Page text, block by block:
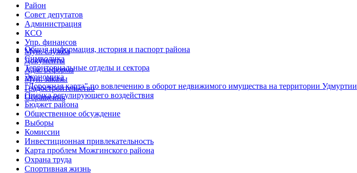
Район
Совет депутатов
Администрация
КСО
Упр. финансов
Мун. служба
Документы
Адм. реформа
Мун. заказы
Градостроительство
Обращения
Общая информация, история и паспорт района
Символика
Территориальные отделы и сектора
Экономика
"Дорожная карта" по вовлечению в оборот недвижимого имущества на территории Удмуртии
Оценка регулирующего воздействия
Бюджет района
Общественное обсуждение
Выборы
Комиссии
Инвестиционная привлекательность
Карта проблем Можгинского района
Охрана труда
Спортивная жизнь